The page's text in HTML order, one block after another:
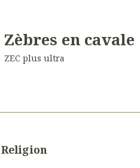
Zèbres en cavale
ZEC plus ultra
Religion